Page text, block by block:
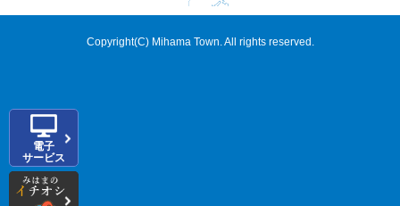
電子
サービス
Copyright(C) Mihama Town. All rights reserved.